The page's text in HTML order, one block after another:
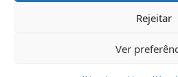
Rejeitar
Ver
03.681.582/